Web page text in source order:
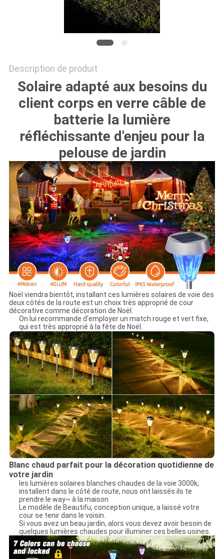
POLITIQUE
CONFIDENTIALITÉ
Description de produit
Solaire adapté aux besoins du
client corps en verre câble de
batterie la lumière
réfléchissante d'enjeu pour la
pelouse de jardin
Noël viendra bientôt, installant ces lumières solaires de voie des
deux côtés de la route est un choix très approprié de cour
décorative comme décoration de Noël.
On lui recommande d'employer un match rouge et vert fixe,
qui est très approprié à la fête de Noël.
Blanc chaud parfait pour la décoration quotidienne de
votre jardin
les lumières solaires blanches chaudes de la voie 3000k,
installent dans le côté de route, nous ont laissés ils te
prendre le way~ à la maison
Le modèle de Beautifu, conception unique, a laissé votre
cour se tenir dans le voisin.
Si vous avez un beau jardin, alors vous devez avoir besoin de
quelques lumières chaudes pour illuminer ces belles usines.